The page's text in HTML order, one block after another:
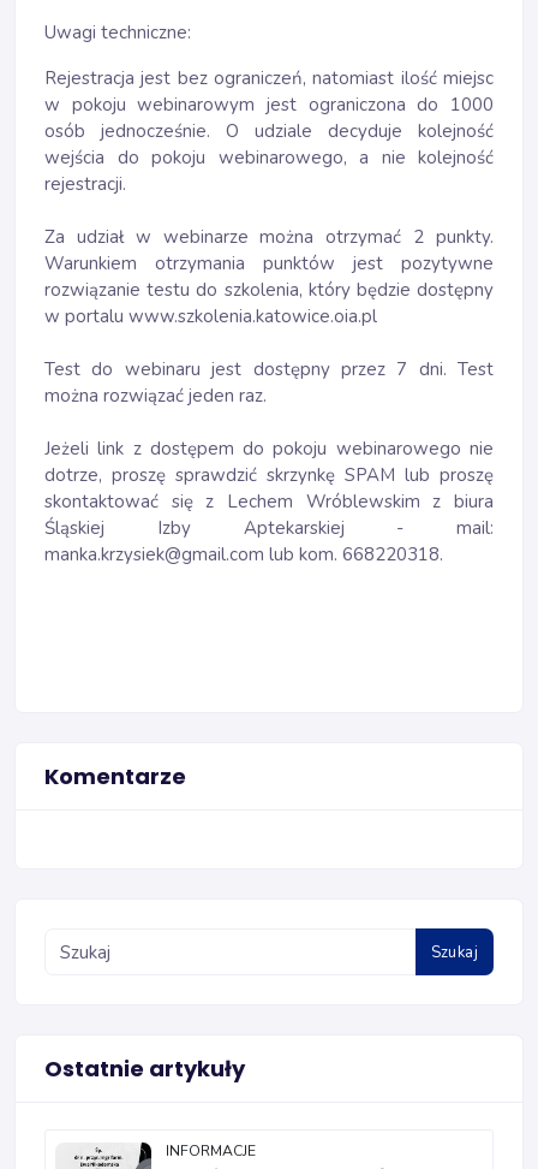
Uwagi techniczne:
Rejestracja jest bez ograniczeń, natomiast ilość miejsc
w pokoju webinarowym jest ograniczona do 1000
osób jednocześnie. O udziale decyduje kolejność
wejścia do pokoju webinarowego, a nie kolejność
rejestracji.
Za udział w webinarze można otrzymać 2 punkty.
Warunkiem otrzymania punktów jest pozytywne
rozwiązanie testu do szkolenia, który będzie dostępny
w portalu www.szkolenia.katowice.oia.pl
Test do webinaru jest dostępny przez 7 dni. Test
można rozwiązać jeden raz.
Jeżeli link z dostępem do pokoju webinarowego nie
dotrze, proszę sprawdzić skrzynkę SPAM lub proszę
skontaktować się z Lechem Wróblewskim z biura
Śląskiej Izby Aptekarskiej - mail:
manka.krzysiek@gmail.com lub kom. 668220318.
Komentarze
Szukaj
Ostatnie artykuły
INFORMACJE